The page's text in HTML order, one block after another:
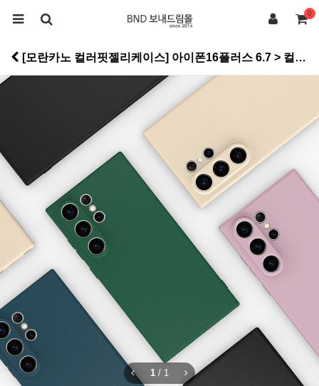
0
[모란카노 컬러핏젤리케이스] 아이폰16플러스 6.7 > 컬러소프트
1 / 1